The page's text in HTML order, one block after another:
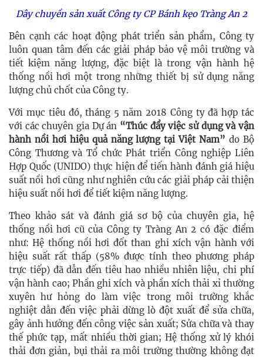
Dây chuyền sản xuấtCông ty CP Bánh kẹo Tràng An 2
Bên cạnh các hoạt động phát triển sản phẩm, Công ty
luôn quan tâm đến các giải pháp bảo vệ môi trường và
tiết kiệm năng lượng, đặc biệt là trong vận hành hệ
thống nồi hơi một trong những thiết bị sử dụng năng
lượng chủ chốt của Công ty.
Với mục tiêu đó, tháng 5 năm 2018 Công ty đã hợp tác
với các chuyên gia Dự án “Thúc đẩy việc sử dụng và vận
hành nồi hơi hiệu quả năng lượng tại Việt Nam” do Bộ
Công Thương và Tổ chức Phát triển Công nghiệp Liên
Hợp Quốc (UNIDO) thực hiện để tiến hành đánh giá hiệu
suất nồi hơi cũng như nghiên cứu các giải pháp cải thiện
hiệu suất nồi hơi để tiết kiệm năng lượng.
Theo khảo sát và đánh giá sơ bộ của chuyên gia, hệ
thống nồi hơi cũ của Công ty Tràng An 2 có đặc điểm
như: Hệ thống nồi hơi đốt than ghi xíchvận hành với
hiệu suất rất thấp (58% được tính theo phương pháp
trực tiếp) đã dẫn đến tiêu hao nhiều nhiên liệu, chi phí
vận hành cao; Phần ghi xích và phần xích thải xỉ thường
xuyên hư hỏng do làm việc trong môi trường khắc
nghiệt dẫn đến việc phải dừng lò đột xuất để sửa chữa,
gây ảnh hưởng đến công việc sản xuất; Sửa chữa và thay
thế phức tạp, mất nhiều thời gian;Hệ thống xử lý khói
thải đơn giản, bụi thải ra môi trường thường không đạt